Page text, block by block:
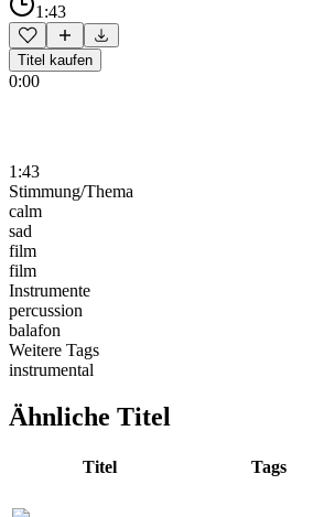
1:43
Titel kaufen
0:00
1:43
Stimmung/Thema
calm
sad
film
film
Instrumente
percussion
balafon
Weitere Tags
instrumental
Ähnliche Titel
Titel Tags